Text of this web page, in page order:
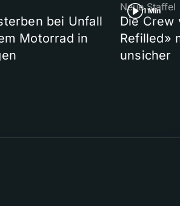
bei Unfall
Motorrad in
1 Min
Neue Staffel
Die Crew
Refilled»
unsicher